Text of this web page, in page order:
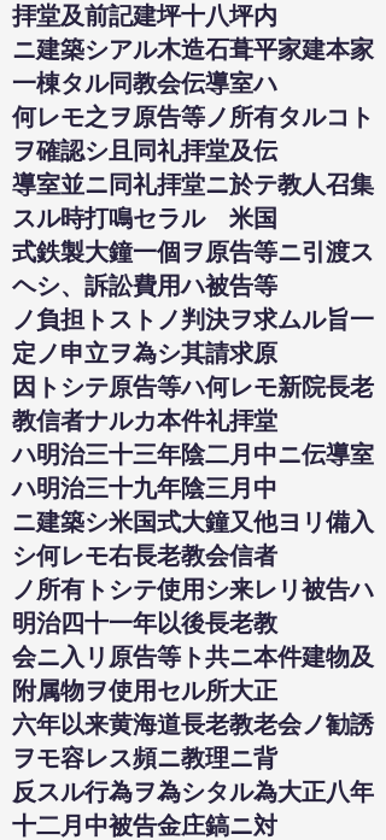
拝堂及前記建坪十八坪内
ニ建築シアル木造石葺平家建本家
一棟タル同教会伝導室ハ
何レモ之ヲ原告等ノ所有タルコト
ヲ確認シ且同礼拝堂及伝
導室並ニ同礼拝堂ニ於テ教人召集
スル時打鳴セラルゝ米国
式鉄製大鐘一個ヲ原告等ニ引渡ス
ヘシ、訴訟費用ハ被告等
ノ負担トストノ判決ヲ求ムル旨一
定ノ申立ヲ為シ其請求原
因トシテ原告等ハ何レモ新院長老
教信者ナルカ本件礼拝堂
ハ明治三十三年陰二月中ニ伝導室
ハ明治三十九年陰三月中
ニ建築シ米国式大鐘又他ヨリ備入
シ何レモ右長老教会信者
ノ所有トシテ使用シ来レリ被告ハ
明治四十一年以後長老教
会ニ入リ原告等ト共ニ本件建物及
附属物ヲ使用セル所大正
六年以来黄海道長老教老会ノ勧誘
ヲモ容レス頻ニ教理ニ背
反スル行為ヲ為シタル為大正八年
十二月中被告金庄鎬ニ対